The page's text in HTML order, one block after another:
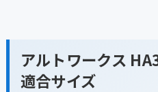
アルトワークス
適合サイズ